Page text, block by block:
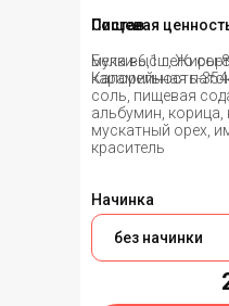
Начинка
мука высшего
карамельная
соль, пищевая
альбумин, корица,
мускатный орех,
краситель
Состав
Пищевая
Белки-6,1 г, Жиры-
Калорийность-354